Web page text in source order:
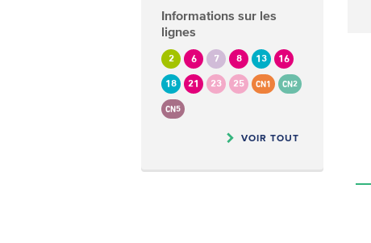
Informations sur les
lignes
2 6 7 8 13 16
18 21 23 25 CN1 CN2
CN5
VOIR TOUT